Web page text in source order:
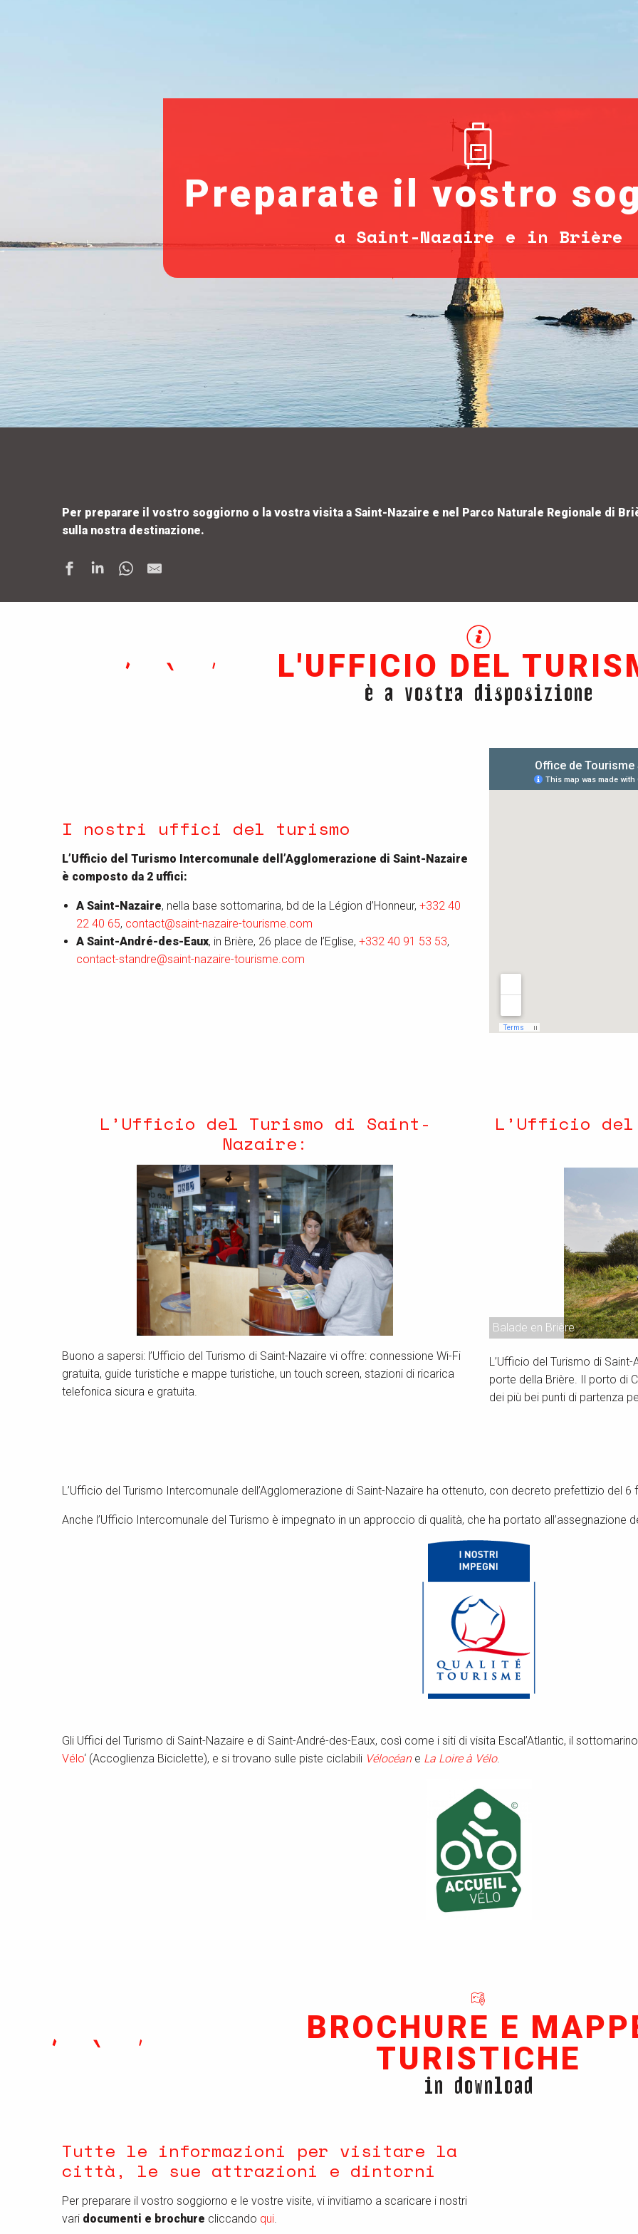
Preparate il vostro
a Saint-Nazaire e in Brière
Per preparare il vostro soggiorno o la vostra visita a Saint-Nazaire e nel Parco Naturale Regionale di
sulla nostra destinazione.
L'UFFICIO DEL
è a vostra disposizione
I nostri uffici del turismo
L’Ufficio del Turismo Intercomunale dell’Agglomerazione di Saint-Nazaire
è composto da 2 uffici:
A Saint-Nazaire, nella base sottomarina, bd de la Légion d’Honneur, +332 40
22 40 65, contact@saint-nazaire-tourisme.com
A Saint-André-des-Eaux, in Brière, 26 place de l’Eglise, +332 40 91 53 53,
contact-standre@saint-nazaire-tourisme.com
L’Ufficio del Turismo di Saint-
Nazaire:
Buono a sapersi: l’Ufficio del Turismo di Saint-Nazaire vi offre: connessione Wi-Fi
gratuita, guide turistiche e mappe turistiche, un touch screen, stazioni di ricarica
telefonica sicura e gratuita.
L’Ufficio del
Balade en Brière
L’Ufficio del Turismo di
porte della Brière. Il porto di
dei più bei punti di partenza
L’Ufficio del Turismo Intercomunale dell’Agglomerazione di Saint-Nazaire ha ottenuto, con decreto prefettizio del 6
Anche l’Ufficio Intercomunale del Turismo è impegnato in un approccio di qualità, che ha portato all’assegnazione
Gli Uffici del Turismo di Saint-Nazaire e di Saint-André-des-Eaux, così come i siti di visita Escal’Atlantic, il
Vélo‘ (Accoglienza Biciclette), e si trovano sulle piste ciclabili Vélocéane La Loire à Vélo.
BROCHURE E
TURISTICHE
in download
Tutte le informazioni per visitare la
città, le sue attrazioni e dintorni
Per preparare il vostro soggiorno e le vostre visite, vi invitiamo a scaricare i nostri
vari documenti e brochure cliccando qui.